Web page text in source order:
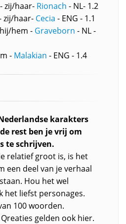
zij/haar- Rionach - NL- 1.2
zij/haar- Cecia - ENG - 1.1
hem - Graveborn - NL -
- Malakian - ENG - 1.4
karakters
rest ben je vrij om
te schrijven.
relatief groot is, is het
een deel van je verhaal
Hou het wel
het liefst personages.
100 woorden.
gelden ook hier.